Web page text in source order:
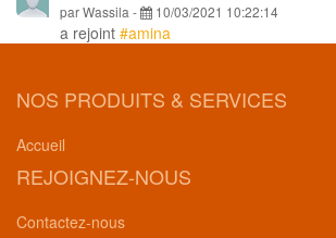
parWassila - 10/03/2021 10:22:14
a rejoint #amina
NOS PRODUITS & SERVICES
Accueil
REJOIGNEZ-NOUS
Contactez-nous